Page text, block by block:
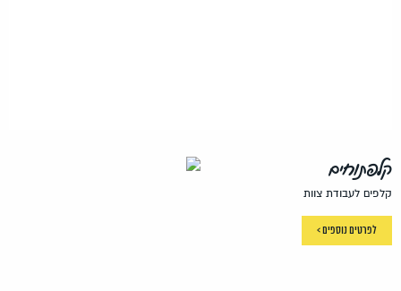
קלפתוחים
קלפים לעבודת צוות
לפרטים נוספים >